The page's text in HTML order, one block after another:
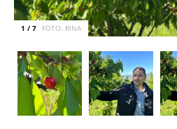
1 / 7 FOTO: RINA